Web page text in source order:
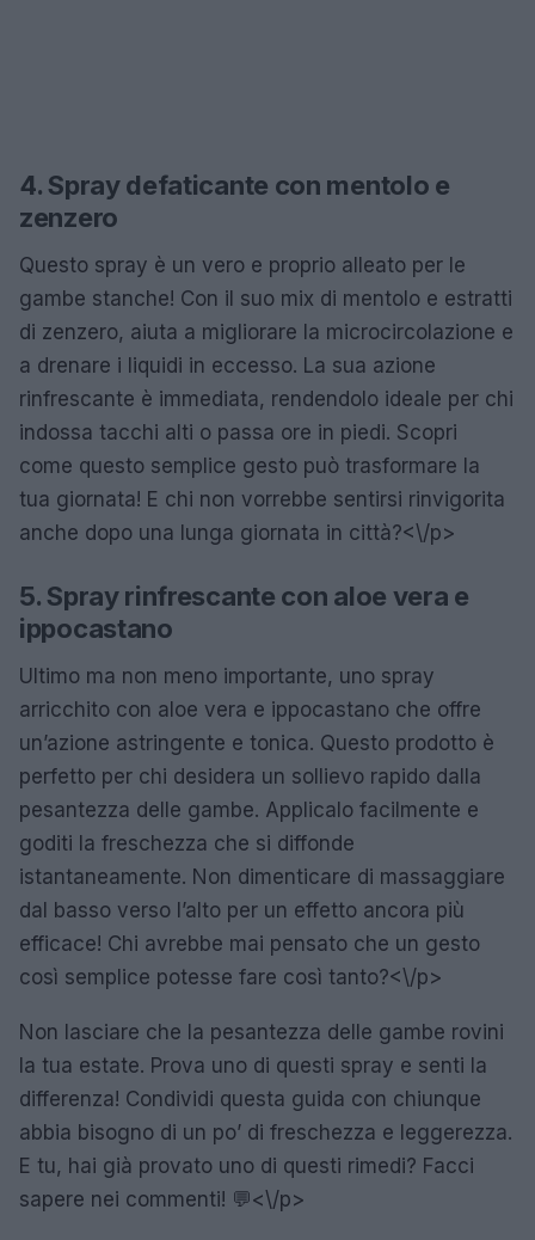
4. Spray defaticante con mentolo e
zenzero
Questo spray è un vero e proprio alleato per le
gambe stanche! Con il suo mix di mentolo e estratti
di zenzero, aiuta a migliorare la microcircolazione e
a drenare i liquidi in eccesso. La sua azione
rinfrescante è immediata, rendendolo ideale per chi
indossa tacchi alti o passa ore in piedi. Scopri
come questo semplice gesto può trasformare la
tua giornata! E chi non vorrebbe sentirsi rinvigorita
anche dopo una lunga giornata in città?<\/p>
5. Spray rinfrescante con aloe vera e
ippocastano
Ultimo ma non meno importante, uno spray
arricchito con aloe vera e ippocastano che offre
un’azione astringente e tonica. Questo prodotto è
perfetto per chi desidera un sollievo rapido dalla
pesantezza delle gambe. Applicalo facilmente e
goditi la freschezza che si diffonde
istantaneamente. Non dimenticare di massaggiare
dal basso verso l’alto per un effetto ancora più
efficace! Chi avrebbe mai pensato che un gesto
così semplice potesse fare così tanto?<\/p>
Non lasciare che la pesantezza delle gambe rovini
la tua estate. Prova uno di questi spray e senti la
differenza! Condividi questa guida con chiunque
abbia bisogno di un po’ di freschezza e leggerezza.
E tu, hai già provato uno di questi rimedi? Facci
sapere nei commenti! 💬<\/p>